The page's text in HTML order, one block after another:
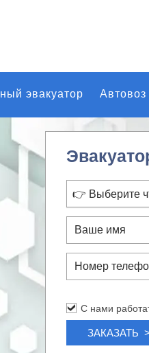
эвакуатор Автовоз
👉 Выберите
С нами